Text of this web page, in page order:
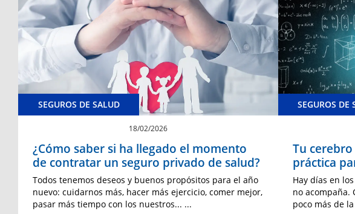
SEGUROS DE SALUD
18/02/2026
¿Cómo saber si ha llegado el momento
de contratar un seguro privado de salud?
Todos tenemos deseos y buenos propósitos para el año
nuevo: cuidarnos más, hacer más ejercicio, comer mejor,
pasar más tiempo con los nuestros... ...
SEGUROS DE
Tu
práctica
Hay días en
no acompaña.
poco más de